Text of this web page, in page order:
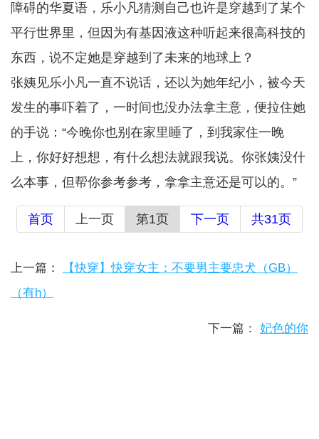
障碍的华夏语，乐小凡猜测自己也许是穿越到了某个
平行世界里，但因为有基因液这种听起来很高科技的
东西，说不定她是穿越到了未来的地球上？
张姨见乐小凡一直不说话，还以为她年纪小，被今天
发生的事吓着了，一时间也没办法拿主意，便拉住她
的手说：“今晚你也别在家里睡了，到我家住一晚
上，你好好想想，有什么想法就跟我说。你张姨没什
么本事，但帮你参考参考，拿拿主意还是可以的。”
首页 上一页 第1页 下一页 共31页
上一篇：
【快穿】快穿女主：不要男主要忠犬（GB）
（有h）
下一篇： 妃色的你